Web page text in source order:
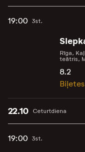
19:00 3st.
Rīga,
teātris,
8.2
Biļetes
Ceturtdiena
22.10
19:00 3st.